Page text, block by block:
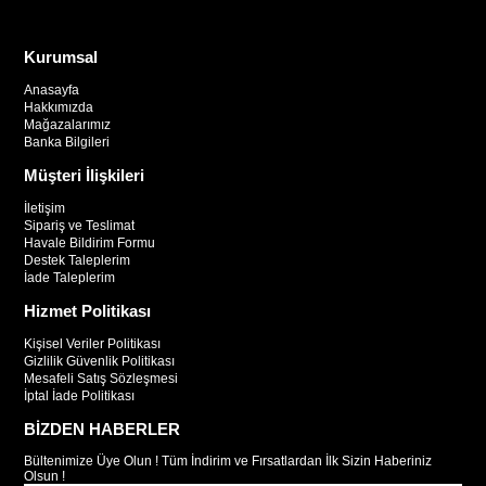
Kurumsal
Anasayfa
Hakkımızda
Mağazalarımız
Banka Bilgileri
Müşteri İlişkileri
İletişim
Sipariş ve Teslimat
Havale Bildirim Formu
Destek Taleplerim
İade Taleplerim
Hizmet Politikası
Kişisel Veriler Politikası
Gizlilik Güvenlik Politikası
Mesafeli Satış Sözleşmesi
İptal İade Politikası
BİZDEN HABERLER
Bültenimize Üye Olun ! Tüm İndirim ve Fırsatlardan İlk Sizin Haberiniz
Olsun !